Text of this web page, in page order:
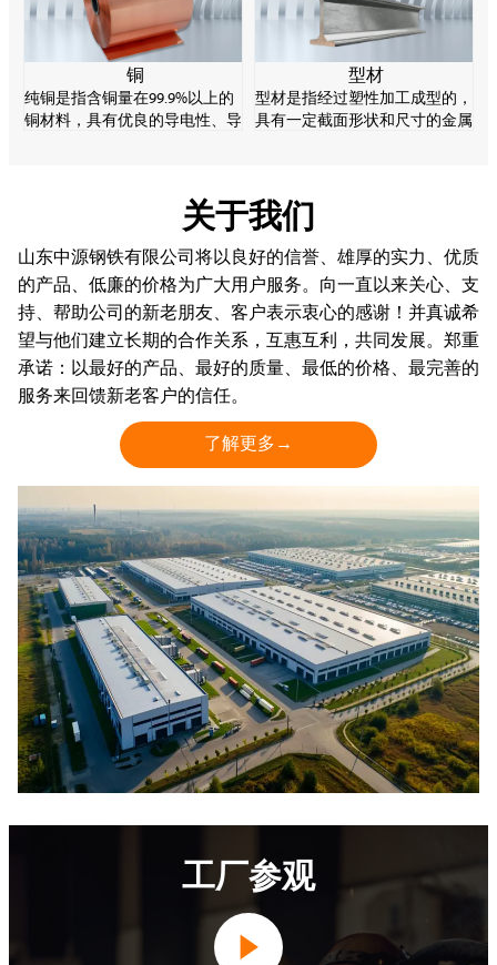
铜
纯铜是指含铜量在99.9%以上的
铜材料，具有优良的导电性、导
型材
型材是指经过塑性加工成型的，
具有一定截面形状和尺寸的金属
关于我们
山东中源钢铁有限公司将以良好的信誉、雄厚的实力、优质
的产品、低廉的价格为广大用户服务。向一直以来关心、支
持、帮助公司的新老朋友、客户表示衷心的感谢！并真诚希
望与他们建立长期的合作关系，互惠互利，共同发展。郑重
承诺：以最好的产品、最好的质量、最低的价格、最完善的
服务来回馈新老客户的信任。
了解更多→
工厂参观
